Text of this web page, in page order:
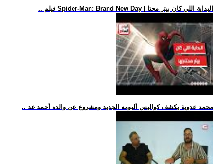
.. فيلم Spider-Man: Brand New Day | البداية اللي كان بيتر محتا
.. محمد عدوية يكشف كواليس ألبومه الجديد ومشروع عن والده أحمد عد